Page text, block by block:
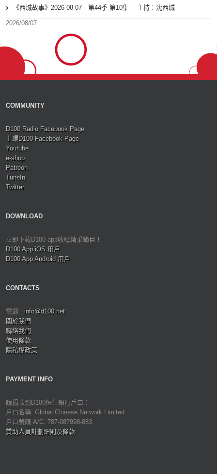
《西城故事》2026-08-07︱第44季 第10集 ︱主持：沈西城
2026/08/07
COMMUNITY
D100 Radio Facebook Page
上環D100 Facebook Page
Youtube
e-shop
Patreon
TuneIn
Twitter
DOWNLOAD
立即下載D100 app收聽精采節目！
D100 App iOS 用戶
D100 App Android 用戶
CONTACTS
電郵 : info@d100.net
關於我們
聯絡我們
使用條款
隱私權政策
PAYMENT INFO
請捐款到D100恒生銀行戶口：
戶口名稱: Global Chinese Network Limited
戶口號碼 A/C: 787-087998-883
贊助人員計劃細則及條款